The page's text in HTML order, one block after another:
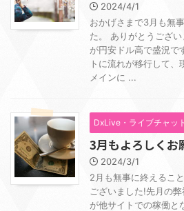
2024/4/1
おかげさまで3月も無
た。 ありがとうござ
が円安ドル高で盛況で
トに流れが移行して
メインに ...
DxLive・ライブチャッ
3月もよろしくお
2024/3/1
2月も無事に終えるこ
ございました!先月の
が他サイトでの稼働と